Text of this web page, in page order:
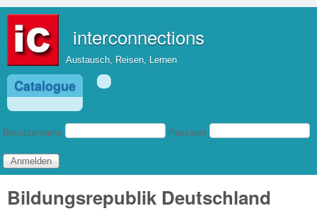
interconnections
Austausch, Reisen, Lernen
Catalogue
Benutzeranmeldung
Benutzername Passwort
Bildungsrepublik Deutschland